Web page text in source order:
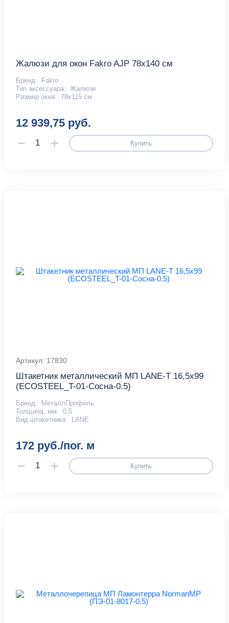
Жалюзи для окон Fakro AJP 78х140 см
Бренд:
Fakro
Тип аксессуара: Жалюзи
Размер окна: 78х115 см
12 939,75 руб.
Купить
Артикул: 17830
Штакетник металлический МП LАNE-T 16,5х99
(ECOSTEEL_T-01-Сосна-0.5)
Бренд:
МеталлПрофиль
Толщина, мм: 0,5
Вид штакетника:
LАNE
172 руб./пог. м
Купить